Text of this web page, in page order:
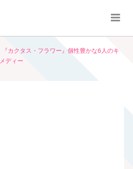
『カクタス・フラワー』個性豊かな6人のキ
ディー